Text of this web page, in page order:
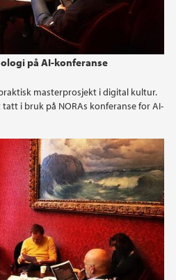
på AI-konferanse
masterprosjekt i digital kultur.
i bruk på NORAs konferanse for AI-
2022
2018
2017
2016
2015